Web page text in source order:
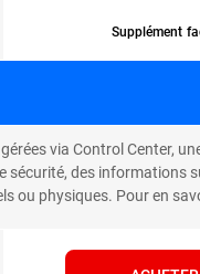
Supplément
via Control Center,
sécurité, des informations
ou physiques. Pour en